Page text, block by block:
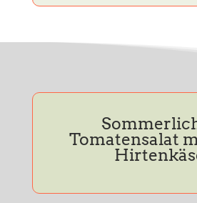
Tomatensalat